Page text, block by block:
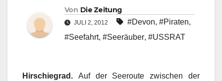
Von Die Zeitung
JULI 2, 2012 #Devon, #Piraten,
#Seefahrt, #Seeräuber, #USSRAT
Hirschiegrad.
Auf der Seeroute zwischen der